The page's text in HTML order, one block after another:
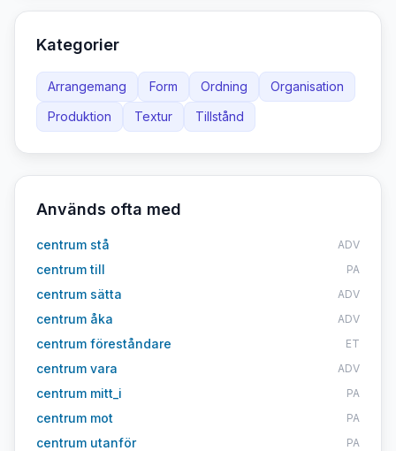
Kategorier
Arrangemang Form Ordning
Organisation
Produktion
Textur Tillstånd
Används ofta med
centrum stå ADV
centrum till PA
centrum sätta ADV
centrum åka ADV
centrum föreståndare ET
centrum vara ADV
centrum mitt_i PA
centrum mot PA
centrum utanför PA